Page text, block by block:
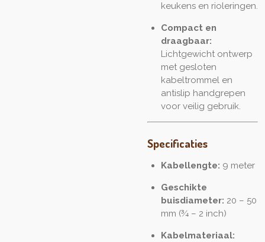
keukens en rioleringen.
Compact en
draagbaar:
Lichtgewicht ontwerp
met gesloten
kabeltrommel en
antislip handgrepen
voor veilig gebruik.
Specificaties
Kabellengte: 9 meter
Geschikte
buisdiameter: 20 – 50
mm (¾ – 2 inch)
Kabelmateriaal: